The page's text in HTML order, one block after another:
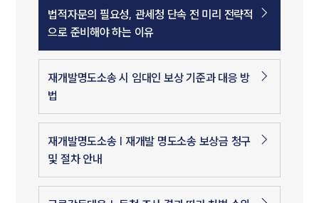
법적자문의 필요성, 관세청 단속 전 미리 전략적
으로 준비해야 하는 이유
재개발명도소송 시 임대인 보상 기준과 대응 방
법
재개발명도소송 | 재개발 명도소송 보상금 청구
및 절차 안내